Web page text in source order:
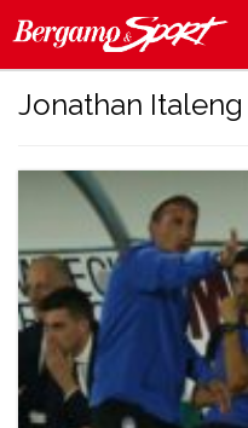
Jonathan Italeng